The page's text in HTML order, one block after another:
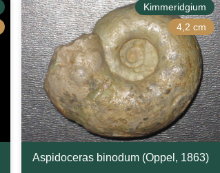
Kimmeridgium
4,2 cm
Aspidoceras binodum (Oppel, 1863)